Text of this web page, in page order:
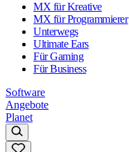
MX für Kreative
MX für Programmierer
Unterwegs
Ultimate Ears
Für Gaming
Für Business
Software
Angebote
Planet